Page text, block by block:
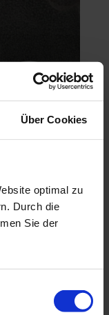
Über Cookies
optimal zu
Durch die
Sie der